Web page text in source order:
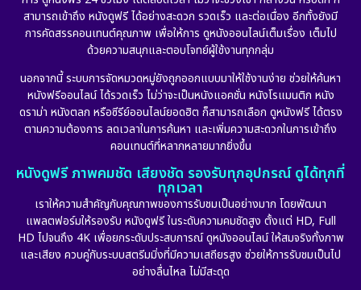
สามารถเข้าถึง หนังดูฟรี ได้อย่างสะดวก รวดเร็ว และต่อเนื่อง อีกทั้งยังมี
การคัดสรรคอนเทนต์คุณภาพ เพื่อให้การ ดูหนังออนไลน์เต็มเรื่อง เต็มไป
ด้วยความสนุกและตอบโจทย์ผู้ใช้งานทุกกลุ่ม
นอกจากนี้ ระบบการจัดหมวดหมู่ยังถูกออกแบบมาให้ใช้งานง่าย ช่วยให้ค้นหา
หนังฟรีออนไลน์ ได้รวดเร็ว ไม่ว่าจะเป็นหนังแอคชั่น หนังโรแมนติก หนัง
ดราม่า หนังตลก หรือซีรีย์ออนไลน์ยอดฮิต ก็สามารถเลือก ดูหนังฟรี ได้ตรง
ตามความต้องการ ลดเวลาในการค้นหา และเพิ่มความสะดวกในการเข้าถึง
คอนเทนต์ที่หลากหลายมากยิ่งขึ้น
หนังดูฟรี ภาพคมชัด เสียงชัด รองรับทุกอุปกรณ์ ดูได้ทุกที่
ทุกเวลา
เราให้ความสำคัญกับคุณภาพของการรับชมเป็นอย่างมาก โดยพัฒนา
แพลตฟอร์มให้รองรับ หนังดูฟรี ในระดับความคมชัดสูง ตั้งแต่ HD, Full
HD ไปจนถึง 4K เพื่อยกระดับประสบการณ์ ดูหนังออนไลน์ ให้สมจริงทั้งภาพ
และเสียง ควบคู่กับระบบสตรีมมิ่งที่มีความเสถียรสูง ช่วยให้การรับชมเป็นไป
อย่างลื่นไหล ไม่มีสะดุด